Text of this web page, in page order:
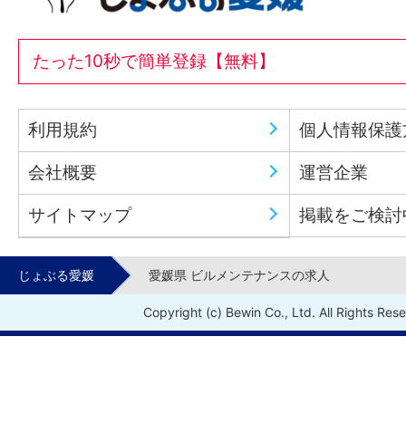
たった10秒で簡単登録【無料】
利用規約 個人情報保
会社概要 運営企業
サイトマップ 掲載をご検
じょぶる愛媛 愛媛県 ビルメンテナンスの求人
Copyright (c) Bewin Co., Ltd. All Rights